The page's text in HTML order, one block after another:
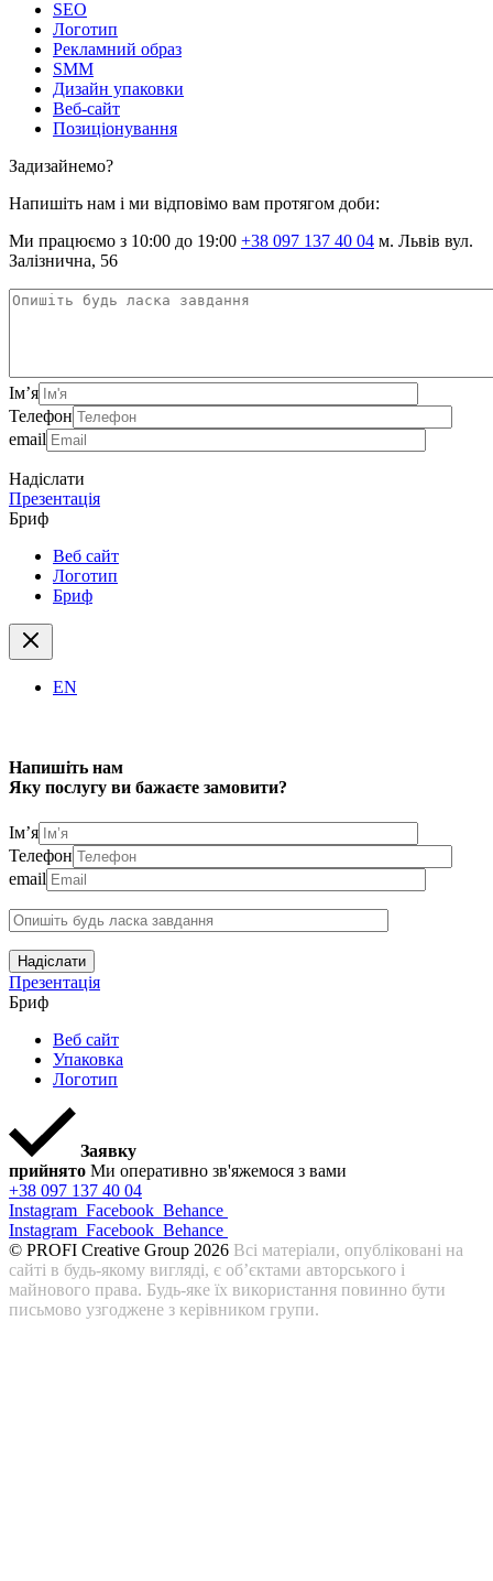
SEO
Логотип
Рекламний образ
SMM
Дизайн упаковки
Веб-сайт
Позиціонування
Задизайнемо?
Напишіть нам і ми відповімо вам протягом доби:
Ми працюємо з 10:00 до 19:00 +38 097 137 40 04 м. Львів вул.
Залізнична, 56
Ім’я
Телефон
email
Надіслати
Презентація
Бриф
Веб сайт
Логотип
Бриф
EN
Напишіть нам
Яку послугу ви бажаєте замовити?
Ім’я
Телефон
email
Надіслати
Презентація
Бриф
Веб сайт
Упаковка
Логотип
Заявку
прийнято Ми оперативно зв'яжемося з вами
+38 097 137 40 04
Instagram Facebook Behance
Instagram Facebook Behance
© PROFI Creative Group 2026 Всі матеріали, опубліковані на
сайті в будь-якому вигляді, є об’єктами авторського і
майнового права. Будь-яке їх використання повинно бути
письмово узгоджене з керівником групи.